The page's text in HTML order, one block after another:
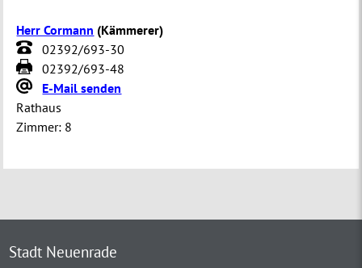
Herr Cormann (Kämmerer)
02392/693-30
02392/693-48
E-Mail senden
Rathaus
Zimmer: 8
Stadt Neuenrade